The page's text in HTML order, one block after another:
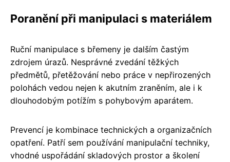
Poranění při manipulaci s materiálem
Ruční manipulace s břemeny je dalším častým
zdrojem úrazů. Nesprávné zvedání těžkých
předmětů, přetěžování nebo práce v nepřirozených
polohách vedou nejen k akutním zraněním, ale i k
dlouhodobým potížím s pohybovým aparátem.
Prevencí je kombinace technických a organizačních
opatření. Patří sem používání manipulační techniky,
vhodné uspořádání skladových prostor a školení